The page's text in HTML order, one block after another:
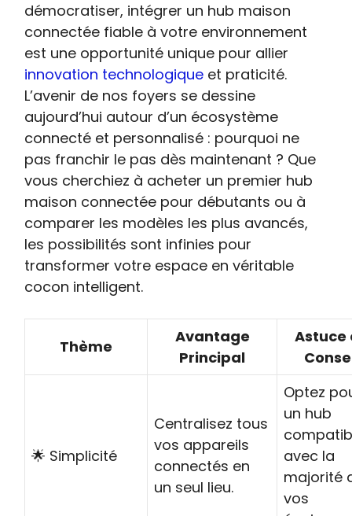
démocratiser, intégrer un hub maison
connectée fiable à votre environnement
est une opportunité unique pour allier
innovation technologique et praticité.
L’avenir de nos foyers se dessine
aujourd’hui autour d’un écosystème
connecté et personnalisé : pourquoi ne
pas franchir le pas dès maintenant ? Que
vous cherchiez à acheter un premier hub
maison connectée pour débutants ou à
comparer les modèles les plus avancés,
les possibilités sont infinies pour
transformer votre espace en véritable
cocon intelligent.
Thème
Avantage
Principal
Astuce
🌟 Simplicité
Centralisez tous
vos appareils
connectés en
un seul lieu.
Optez
un hub
avec la
majorité
vos